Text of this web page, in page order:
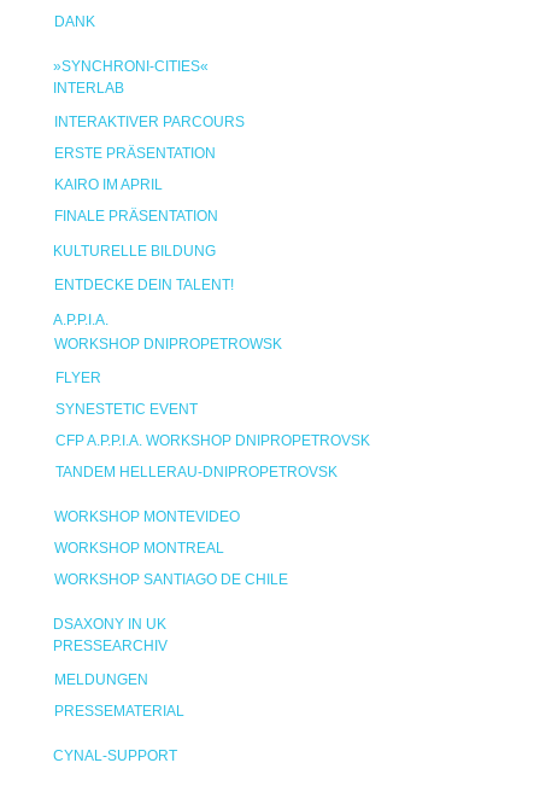
DANK
»SYNCHRONI-CITIES«
INTERLAB
INTERAKTIVER PARCOURS
ERSTE PRÄSENTATION
KAIRO IM APRIL
FINALE PRÄSENTATION
KULTURELLE BILDUNG
ENTDECKE DEIN TALENT!
A.P.P.I.A.
WORKSHOP DNIPROPETROWSK
FLYER
SYNESTETIC EVENT
CFP A.P.P.I.A. WORKSHOP DNIPROPETROVSK
TANDEM HELLERAU-DNIPROPETROVSK
WORKSHOP MONTEVIDEO
WORKSHOP MONTREAL
WORKSHOP SANTIAGO DE CHILE
DSAXONY IN UK
PRESSEARCHIV
MELDUNGEN
PRESSEMATERIAL
CYNAL-SUPPORT